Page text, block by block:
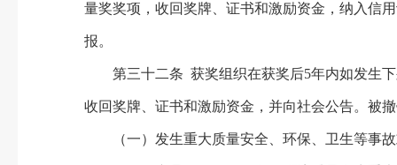
量奖奖项，收回奖牌、证书和激励资金，纳入信
报。
第三十二条 获奖组织在获奖后5年内如发生下
收回奖牌、证书和激励资金，并向社会公告。被
（一）发生重大质量安全、环保、卫生等事故